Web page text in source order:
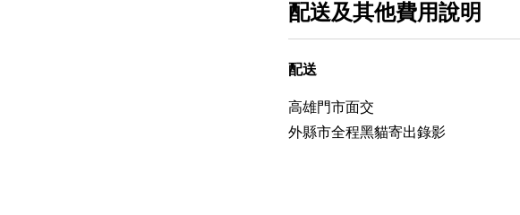
配送及其他費用說明
配送
高雄門市面交
外縣市全程黑貓寄出錄影